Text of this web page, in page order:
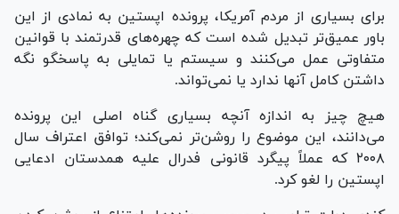
برای بسیاری از مردم آمریکا، پرونده اپستین به نمادی از این
باور عمیق‌تر تبدیل شده است که چهره‌های قدرتمند با قوانین
متفاوتی عمل می‌کنند و سیستم یا تمایلی به پاسخگو نگه
داشتن کامل آنها ندارد یا نمی‌تواند.
هیچ چیز به اندازه آنچه بسیاری گناه اصلی این پرونده
می‌دانند، این موضوع را روشن‌تر نمی‌کند؛ توافق اعتراف سال
۲۰۰۸ که عملاً پیگرد قانونی فدرال علیه همدستان ادعایی
اپستین را لغو کرد.